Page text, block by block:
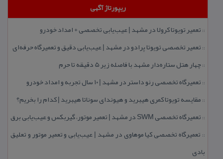
ریپورتاژ آگهی
:: تعمیر تویوتا كرولا در مشهد | عیب‌یابی تخصصی + امداد خودرو
:: تعمیر تخصصی تویوتا پرادو در مشهد | عیب‌یابی دقیق و تعمیرگاه حرفه‌ای
::چهار هتل‌ ستاره‌دار مشهد با فاصله زیر 5 دقیقه تا حرم
:: تعمیرگاه تخصصی رنو داستر در مشهد | ۱۰ سال تجربه و امداد خودرو
:: مقایسه تویوتا كمری هیبرید و هیوندای سوناتا هیبرید | كدام را بخریم؟
:: تعمیرگاه تخصصی SWM در مشهد | تعمیر موتور، گیربكس و عیب‌یابی برق
:: تعمیرگاه تخصصی كیا موهاوی در مشهد | عیب‌یابی و تعمیر موتور و تعلیق
بادی